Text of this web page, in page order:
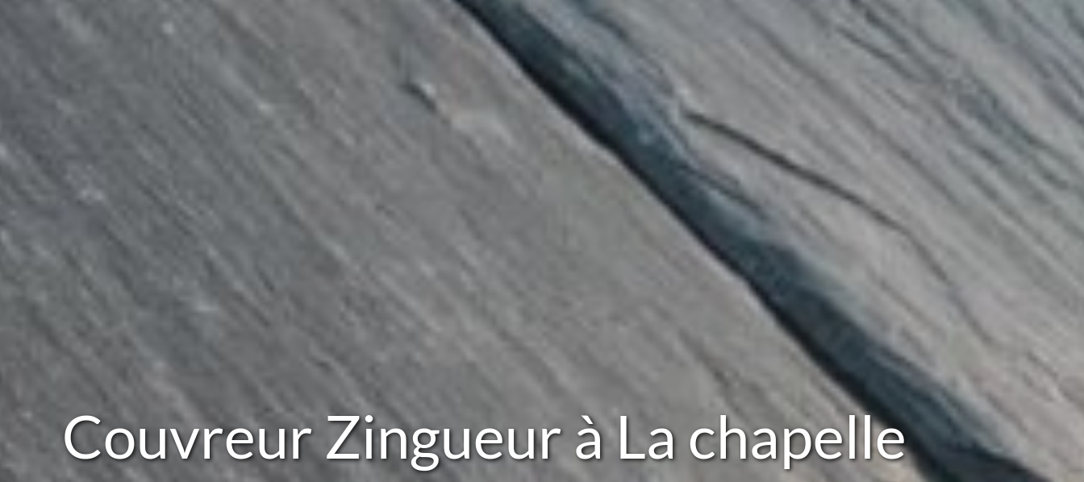
Couvreur Zingueur à La chapelle